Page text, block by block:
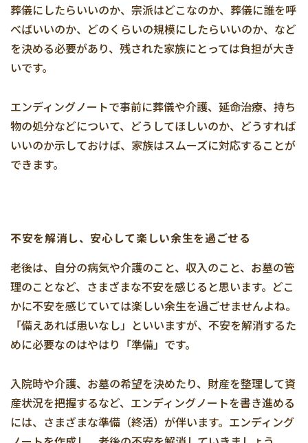
葬儀にしたらいいのか、宗派はどこなのか、葬儀に誰を呼
べばいいのか、どのくらいの規模にしたらいいのか、など
を決める必要があり、残された家族にとっては負担が大き
いです。
エンディングノートで事前に葬儀や介護、延命治療、持ち
物の処分などについて、どうしてほしいのか、どうすれば
いいのか示しておけば、家族はスムーズに対応することが
できます。
不安を解消し、安心して楽しい余生を過ごせる
老後は、自分の病気や介護のこと、収入のこと、お墓の管
理のことなど、さまざまな不安を感じると思います。どこ
かに不安を感じていては楽しい余生を過ごせませんよね。
「備えあれば患いなし」といいますが、不安を解消するた
めに必要なのはやはり「準備」です。
入院時や介護、お墓の希望を決めたり、財産を整理して資
産状況を把握するなど、エンディングノートを書き進める
には、さまざまな準備（終活）が伴います。エンディング